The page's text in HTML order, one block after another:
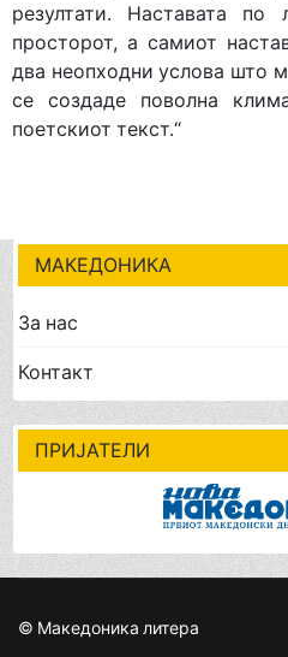
резултати. Наставата по
просторот, а самиот
два неопходни услова што
се создаде поволна
поетскиот текст.“
МАКЕДОНИКА
За нас
Контакт
ПРИЈАТЕЛИ
© Македоника литера